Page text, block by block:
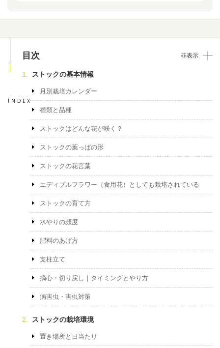
INDEX
目次 非表示
ストックの基本情報
月別栽培カレンダー
種類と品種
ストックはどんな花が咲く？
ストックの葉っぱの形
ストックの花言葉
エディブルフラワー（食用花）としても栽培されている
ストックの育て方
水やりの頻度
肥料のあげ方
支柱立て
摘心・切り戻し｜タイミングとやり方
病害虫・害虫対策
ストックの栽培環境
置き場所と日当たり